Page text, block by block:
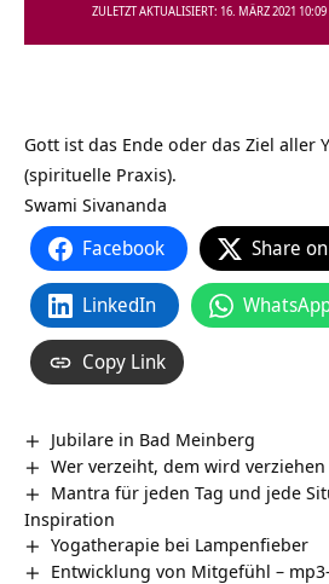
ZULETZT AKTUALISIERT: 16. MÄRZ 2021 10:09
Gott ist das Ende oder das Ziel aller
(spirituelle Praxis).
Swami Sivananda
Facebook Share
LinkedIn
Copy Link
Jubilare in Bad Meinberg
Wer verzeiht, dem wird verziehen
Mantra für jeden Tag und jede
Inspiration
Yogatherapie bei Lampenfieber
Entwicklung von Mitgefühl –